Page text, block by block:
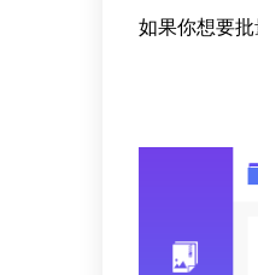
如果你想要批